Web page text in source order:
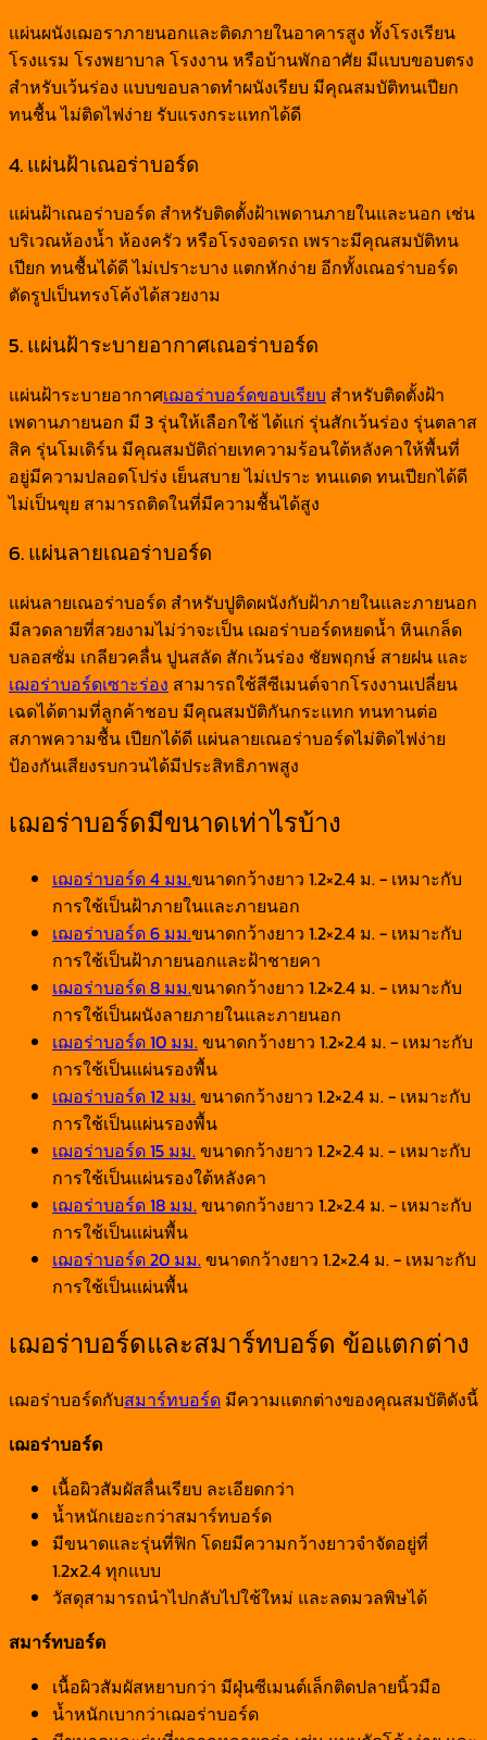
แผ่นผนังเฌอราภายนอกและติดภายในอาคารสูง ทั้งโรงเรียน
โรงแรม โรงพยาบาล โรงงาน หรือบ้านพักอาศัย มีแบบขอบตรง
สำหรับเว้นร่อง แบบขอบลาดทำผนังเรียบ มีคุณสมบัติทนเปียก
ทนชื้น ไม่ติดไฟง่าย รับแรงกระแทกได้ดี
4. แผ่นฝ้าเณอร่าบอร์ด
แผ่นฝ้าเณอร่าบอร์ด สำหรับติดตั้งฝ้าเพดานภายในและนอก เช่น
บริเวณห้องน้ำ ห้องครัว หรือโรงจอดรถ เพราะมีคุณสมบัติทน
เปียก ทนชื้นได้ดี ไม่เปราะบาง แตกหักง่าย อีกทั้งเณอร่าบอร์ด
ตัดรูปเป็นทรงโค้งได้สวยงาม
5. แผ่นฝ้าระบายอากาศเณอร่าบอร์ด
แผ่นฝ้าระบายอากาศเฌอร่าบอร์ดขอบเรียบ สำหรับติดตั้งฝ้า
เพดานภายนอก มี 3 รุ่นให้เลือกใช้ ได้แก่ รุ่นสักเว้นร่อง รุ่นตลาส
สิค รุ่นโมเดิร์น มีคุณสมบัติถ่ายเทความร้อนใต้หลังคาให้พื้นที่
อยู่มีความปลอดโปร่ง เย็นสบาย ไม่เปราะ ทนแดด ทนเปียกได้ดี
ไม่เป็นขุย สามารถติดในที่มีความชื้นได้สูง
6. แผ่นลายเณอร่าบอร์ด
แผ่นลายเณอร่าบอร์ด สำหรับปูติดผนังกับฝ้าภายในและภายนอก
มีลวดลายที่สวยงามไม่ว่าจะเป็น เฌอร่าบอร์ดหยดน้ำ หินเกล็ด
บลอสซั่ม เกลียวคลื่น ปูนสลัด สักเว้นร่อง ชัยพฤกษ์ สายฝน และ
เฌอร่าบอร์ดเซาะร่อง สามารถใช้สีซีเมนต์จากโรงงานเปลี่ยน
เฉดได้ตามที่ลูกค้าชอบ มีคุณสมบัติกันกระแทก ทนทานต่อ
สภาพความชื้น เปียกได้ดี แผ่นลายเณอร่าบอร์ดไม่ติดไฟง่าย
ป้องกันเสียงรบกวนได้มีประสิทธิภาพสูง
เฌอร่าบอร์ดมีขนาดเท่าไรบ้าง
เฌอร่าบอร์ด 4 มม.ขนาดกว้างยาว 1.2×2.4 ม. - เหมาะกับ
การใช้เป็นฝ้าภายในและภายนอก
เฌอร่าบอร์ด 6 มม.ขนาดกว้างยาว 1.2×2.4 ม. - เหมาะกับ
การใช้เป็นฝ้าภายนอกและฝ้าชายคา
เฌอร่าบอร์ด 8 มม.ขนาดกว้างยาว 1.2×2.4 ม. - เหมาะกับ
การใช้เป็นผนังลายภายในและภายนอก
เฌอร่าบอร์ด 10 มม.ขนาดกว้างยาว 1.2×2.4 ม. - เหมาะกับ
การใช้เป็นแผ่นรองพื้น
เฌอร่าบอร์ด 12 มม.ขนาดกว้างยาว 1.2×2.4 ม. - เหมาะกับ
การใช้เป็นแผ่นรองพื้น
เฌอร่าบอร์ด 15 มม.ขนาดกว้างยาว 1.2×2.4 ม. - เหมาะกับ
การใช้เป็นแผ่นรองใต้หลังคา
เฌอร่าบอร์ด 18 มม.ขนาดกว้างยาว 1.2×2.4 ม. - เหมาะกับ
การใช้เป็นแผ่นพื้น
เฌอร่าบอร์ด 20 มม.ขนาดกว้างยาว 1.2×2.4 ม. - เหมาะกับ
การใช้เป็นแผ่นพื้น
เฌอร่าบอร์ดและสมาร์ทบอร์ด ข้อแตกต่าง
เฌอร่าบอร์ดกับสมาร์ทบอร์ด มีความแตกต่างของคุณสมบัติดังนี้
เฌอร่าบอร์ด
เนื้อผิวสัมผัสลื่นเรียบ ละเอียดกว่า
น้ำหนักเยอะกว่าสมาร์ทบอร์ด
มีขนาดและรุ่นที่ฟิก โดยมีความกว้างยาวจำจัดอยู่ที่
1.2x2.4 ทุกแบบ
วัสดุสามารถนำไปกลับไปใช้ใหม่ และลดมวลพิษได้
สมาร์ทบอร์ด
เนื้อผิวสัมผัสหยาบกว่า มีฝุ่นซีเมนต์เล็กติดปลายนิ้วมือ
น้ำหนักเบากว่าเฌอร่าบอร์ด